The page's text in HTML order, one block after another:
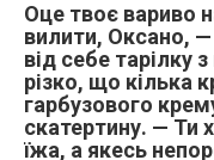
Оце твоє вариво
вилити, Оксано, —
від себе
різко, що кілька
гарбузового
скатертину. — Ти
їжа, а якесь